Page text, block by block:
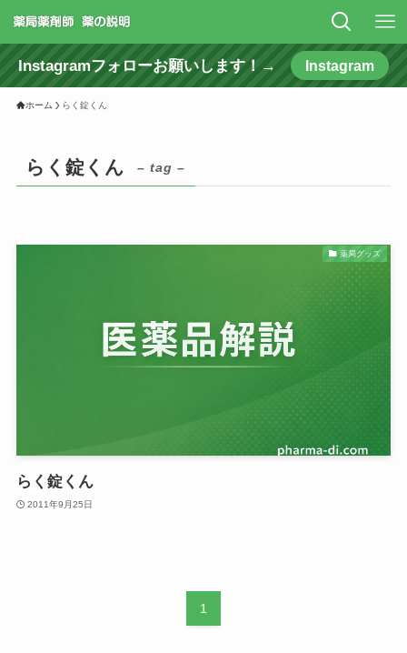
Instagramフォローお願いします！→ Instagram
ホーム らく錠くん
らく錠くん – tag –
薬局グッズ
らく錠くん
2011年9月25日
1